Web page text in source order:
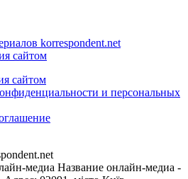
korrespondent.net
сайтом
сайтом
и персональных
медиа Название онлайн-медиа -